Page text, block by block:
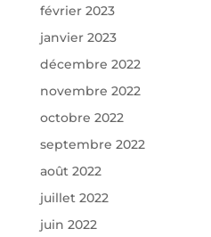
février 2023
janvier 2023
décembre 2022
novembre 2022
octobre 2022
septembre 2022
août 2022
juillet 2022
juin 2022